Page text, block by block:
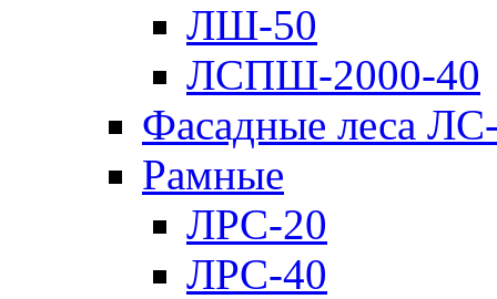
ЛШ-50
ЛСПШ-2000-40
Фасадные леса
Рамные
ЛРС-20
ЛРС-40